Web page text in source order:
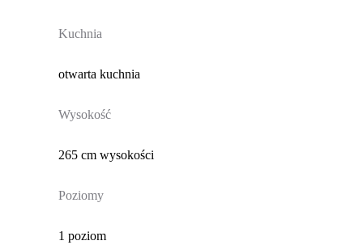
Kuchnia
otwarta kuchnia
Wysokość
265 cm wysokości
Poziomy
1 poziom